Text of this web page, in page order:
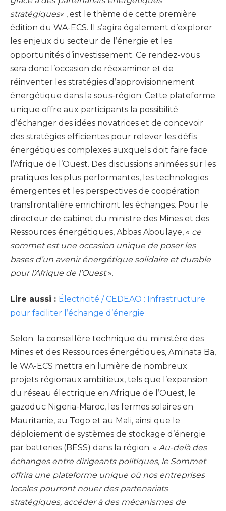
stratégiques« , est le thème de cette première
édition du WA-ECS. Il s’agira également d’explorer
les enjeux du secteur de l’énergie et les
opportunités d’investissement. Ce rendez-vous
sera donc l’occasion de réexaminer et de
réinventer les stratégies d’approvisionnement
énergétique dans la sous-région. Cette plateforme
unique offre aux participants la possibilité
d’échanger des idées novatrices et de concevoir
des stratégies efficientes pour relever les défis
énergétiques complexes auxquels doit faire face
l’Afrique de l’Ouest. Des discussions animées sur les
pratiques les plus performantes, les technologies
émergentes et les perspectives de coopération
transfrontalière enrichiront les échanges. Pour le
directeur de cabinet du ministre des Mines et des
Ressources énergétiques, Abbas Aboulaye, « ce
sommet est une occasion unique de poser les
bases d’un avenir énergétique solidaire et durable
pour l’Afrique de l’Ouest».
Lire aussi : Électricité / CEDEAO : Infrastructure
pour faciliter l’échange d’énergie
Selon la conseillère technique du ministère des
Mines et des Ressources énergétiques, Aminata Ba,
le WA-ECS mettra en lumière de nombreux
projets régionaux ambitieux, tels que l’expansion
du réseau électrique en Afrique de l’Ouest, le
gazoduc Nigeria-Maroc, les fermes solaires en
Mauritanie, au Togo et au Mali, ainsi que le
déploiement de systèmes de stockage d’énergie
par batteries (BESS) dans la région. « Au-delà des
échanges entre dirigeants politiques, le Sommet
offrira une plateforme unique où nos entreprises
locales pourront nouer des partenariats
stratégiques, accéder à des mécanismes de